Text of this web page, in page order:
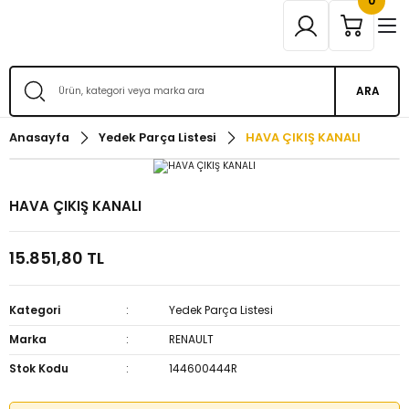
ARA
Anasayfa Yedek Parça Listesi HAVA ÇIKIŞ KANALI
HAVA ÇIKIŞ KANALI
15.851,80 TL
Kategori
Yedek Parça Listesi
Marka
RENAULT
Stok Kodu
144600444R